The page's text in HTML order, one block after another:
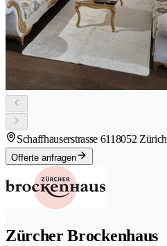
Schaffhauserstrasse 6118052 Zürich
Offerte anfragen
Zürcher Brockenhaus